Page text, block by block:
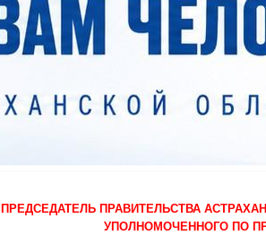
ПРЕДСЕДАТЕЛЬ ПРАВИТЕЛЬСТВА
УПОЛНОМОЧЕННОГО ПО